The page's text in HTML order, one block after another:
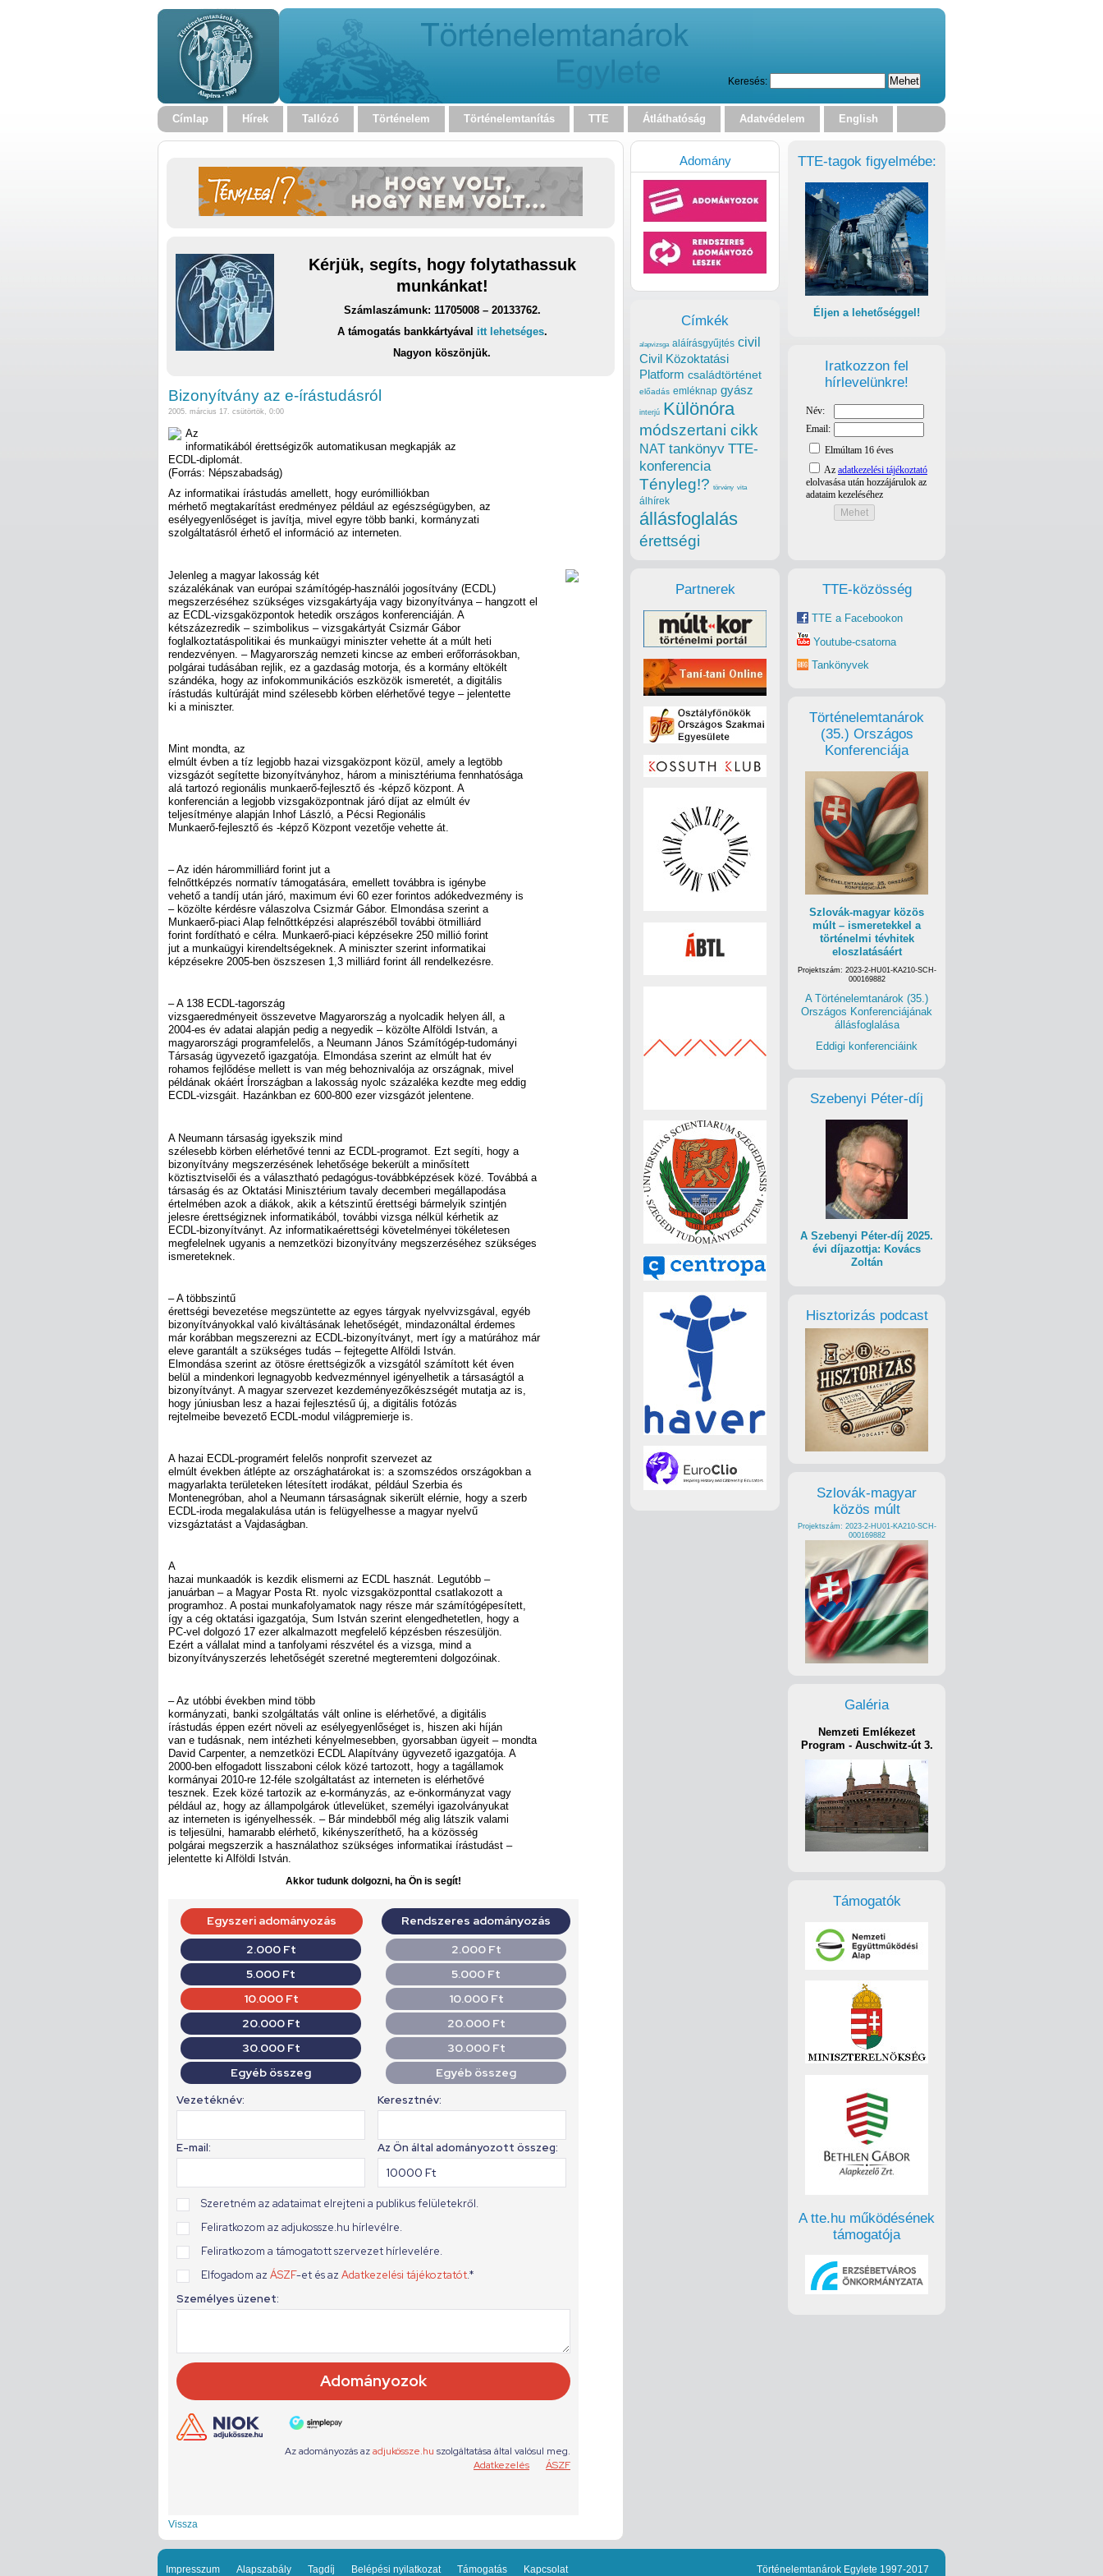
Keresés:
Címlap Hírek Tallózó Történelem Történelemtanítás TTE Átláthatóság Adatvédelem English
Kérjük, segíts, hogy folytathassuk
munkánkat!
Számlaszámunk: 11705008 – 20133762.
A támogatás bankkártyával itt lehetséges.
Nagyon köszönjük.
Bizonyítvány az e-írástudásról
2005. március 17. csütörtök, 0:00
Az
informatikából érettségizők automatikusan megkapják az
ECDL-diplomát.
(Forrás: Népszabadság)
Az informatikai írástudás amellett, hogy eurómilliókban
mérhető megtakarítást eredményez például az egészségügyben, az
esélyegyenlőséget is javítja, mivel egyre több banki, kormányzati
szolgáltatásról érhető el információ az interneten.
Jelenleg a magyar lakosság két
százalékának van európai számítógép-használói jogosítvány (ECDL)
megszerzéséhez szükséges vizsgakártyája vagy bizonyítványa – hangzott el
az ECDL-vizsgaközpontok hetedik országos konferenciáján. A
kétszázezredik – szimbolikus – vizsgakártyát Csizmár Gábor
foglalkoztatáspolitikai és munkaügyi miniszter vehette át a múlt heti
rendezvényen. – Magyarország nemzeti kincse az emberi erőforrásokban,
polgárai tudásában rejlik, ez a gazdaság motorja, és a kormány eltökélt
szándéka, hogy az infokommunikációs eszközök ismeretét, a digitális
írástudás kultúráját mind szélesebb körben elérhetővé tegye – jelentette
ki a miniszter.
Mint mondta, az
elmúlt évben a tíz legjobb hazai vizsgaközpont közül, amely a legtöbb
vizsgázót segítette bizonyítványhoz, három a minisztériuma fennhatósága
alá tartozó regionális munkaerő-fejlesztő és -képző központ. A
konferencián a legjobb vizsgaközpontnak járó díjat az elmúlt év
teljesítménye alapján Inhof László, a Pécsi Regionális
Munkaerő-fejlesztő és -képző Központ vezetője vehette át.
– Az idén hárommilliárd forint jut a
felnőttképzés normatív támogatására, emellett továbbra is igénybe
vehető a tandíj után járó, maximum évi 60 ezer forintos adókedvezmény is
– közölte kérdésre válaszolva Csizmár Gábor. Elmondása szerint a
Munkaerő-piaci Alap felnőttképzési alaprészéből további ötmilliárd
forint fordítható e célra. Munkaerő-piaci képzésekre 250 millió forint
jut a munkaügyi kirendeltségeknek. A miniszter szerint informatikai
képzésekre 2005-ben öszszesen 1,3 milliárd forint áll rendelkezésre.
– A 138 ECDL-tagország
vizsgaeredményeit összevetve Magyarország a nyolcadik helyen áll, a
2004-es év adatai alapján pedig a negyedik – közölte Alföldi István, a
magyarországi programfelelős, a Neumann János Számítógép-tudományi
Társaság ügyvezető igazgatója. Elmondása szerint az elmúlt hat év
rohamos fejlődése mellett is van még behoznivalója az országnak, mivel
példának okáért Írországban a lakosság nyolc százaléka kezdte meg eddig
ECDL-vizsgáit. Hazánkban ez 600-800 ezer vizsgázót jelentene.
A Neumann társaság igyekszik mind
szélesebb körben elérhetővé tenni az ECDL-programot. Ezt segíti, hogy a
bizonyítvány megszerzésének lehetősége bekerült a minősített
köztisztviselői és a választható pedagógus-továbbképzések közé. Továbbá a
társaság és az Oktatási Minisztérium tavaly decemberi megállapodása
értelmében azok a diákok, akik a kétszintű érettségi bármelyik szintjén
jelesre érettségiznek informatikából, további vizsga nélkül kérhetik az
ECDL-bizonyítványt. Az informatikaérettségi követelményei tökéletesen
megfelelnek ugyanis a nemzetközi bizonyítvány megszerzéséhez szükséges
ismereteknek.
– A többszintű
érettségi bevezetése megszüntette az egyes tárgyak nyelvvizsgával, egyéb
bizonyítványokkal való kiváltásának lehetőségét, mindazonáltal érdemes
már korábban megszerezni az ECDL-bizonyítványt, mert így a matúrához már
eleve garantált a szükséges tudás – fejtegette Alföldi István.
Elmondása szerint az ötösre érettségizők a vizsgától számított két éven
belül a mindenkori legnagyobb kedvezménnyel igényelhetik a társaságtól a
bizonyítványt. A magyar szervezet kezdeményezőkészségét mutatja az is,
hogy júniusban lesz a hazai fejlesztésű új, a digitális fotózás
rejtelmeibe bevezető ECDL-modul világpremierje is.
A hazai ECDL-programért felelős nonprofit szervezet az
elmúlt években átlépte az országhatárokat is: a szomszédos országokban a
magyarlakta területeken létesített irodákat, például Szerbia és
Montenegróban, ahol a Neumann társaságnak sikerült elérnie, hogy a szerb
ECDL-iroda megalakulása után is felügyelhesse a magyar nyelvű
vizsgáztatást a Vajdaságban.
A
hazai munkaadók is kezdik elismerni az ECDL hasznát. Legutóbb –
januárban – a Magyar Posta Rt. nyolc vizsgaközponttal csatlakozott a
programhoz. A postai munkafolyamatok nagy része már számítógépesített,
így a cég oktatási igazgatója, Sum István szerint elengedhetetlen, hogy a
PC-vel dolgozó 17 ezer alkalmazott megfelelő képzésben részesüljön.
Ezért a vállalat mind a tanfolyami részvétel és a vizsga, mind a
bizonyítványszerzés lehetőségét szeretné megteremteni dolgozóinak.
– Az utóbbi években mind több
kormányzati, banki szolgáltatás vált online is elérhetővé, a digitális
írástudás éppen ezért növeli az esélyegyenlőséget is, hiszen aki híján
van e tudásnak, nem intézheti kényelmesebben, gyorsabban ügyeit – mondta
David Carpenter, a nemzetközi ECDL Alapítvány ügyvezető igazgatója. A
2000-ben elfogadott lisszaboni célok közé tartozott, hogy a tagállamok
kormányai 2010-re 12-féle szolgáltatást az interneten is elérhetővé
tesznek. Ezek közé tartozik az e-kormányzás, az e-önkormányzat vagy
például az, hogy az állampolgárok útlevelüket, személyi igazolványukat
az interneten is igényelhessék. – Bár mindebből még alig látszik valami
is teljesülni, hamarabb elérhető, kikényszeríthető, ha a közösség
polgárai megszerzik a használathoz szükséges informatikai írástudást –
jelentette ki Alföldi István.
Akkor tudunk dolgozni, ha Ön is segít!
Vissza
TTE-tagok figyelmébe:
Éljen a lehetőséggel!
Iratkozzon fel
hírlevelünkre!
TTE-közösség
TTE a Facebookon
Youtube-csatorna
Tankönyvek
Történelemtanárok
(35.) Országos
Konferenciája
Szlovák-magyar közös
múlt – ismeretekkel a
történelmi tévhitek
eloszlatásáért
Projektszám: 2023-2-HU01-KA210-SCH-
000169882
A Történelemtanárok (35.)
Országos Konferenciájának
állásfoglalása
Eddigi konferenciáink
Szebenyi Péter-díj
A Szebenyi Péter-díj 2025.
évi díjazottja: Kovács
Zoltán
Hisztorizás podcast
Szlovák-magyar
közös múlt
Projektszám: 2023-2-HU01-KA210-SCH-
000169882
Galéria
Nemzeti Emlékezet
Program - Auschwitz-út 3.
Támogatók
A tte.hu működésének
támogatója
Adomány
Címkék
alapvizsga aláírásgyűjtés civil
Civil Közoktatási
Platform családtörténet
előadás emléknap gyász
interjú Különóra
módszertani cikk
NAT tankönyv TTE-
konferencia
Tényleg!? törvény vita
álhírek
állásfoglalás
érettségi
Partnerek
Impresszum Alapszabály Tagdíj Belépési nyilatkozat Támogatás Kapcsolat Történelemtanárok Egylete 1997-2017